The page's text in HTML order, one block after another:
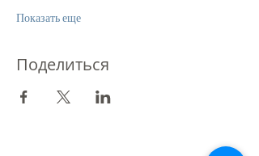
Показать еще
Поделиться